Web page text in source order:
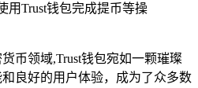
用Trust钱包完成提币等操
币领域,Trust钱包宛如一颗璀璨
良好的用户体验，成为了众多数